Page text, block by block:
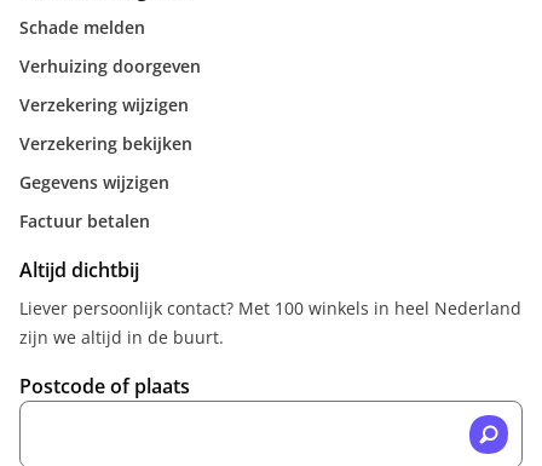
Schade melden
Verhuizing doorgeven
Verzekering wijzigen
Verzekering bekijken
Gegevens wijzigen
Factuur betalen
Altijd dichtbij
Liever persoonlijk contact? Met 100 winkels in heel Nederland
zijn we altijd in de buurt.
Postcode of plaats